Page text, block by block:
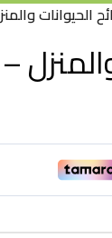
والمنزل –
– 600 مل